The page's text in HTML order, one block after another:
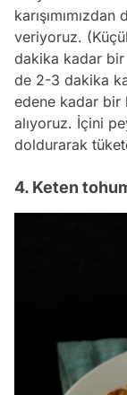
veriyoruz.
dakika kadar
de 2-3 dakika
edene kadar bir
alıyoruz. İçini
doldurarak
4. Keten